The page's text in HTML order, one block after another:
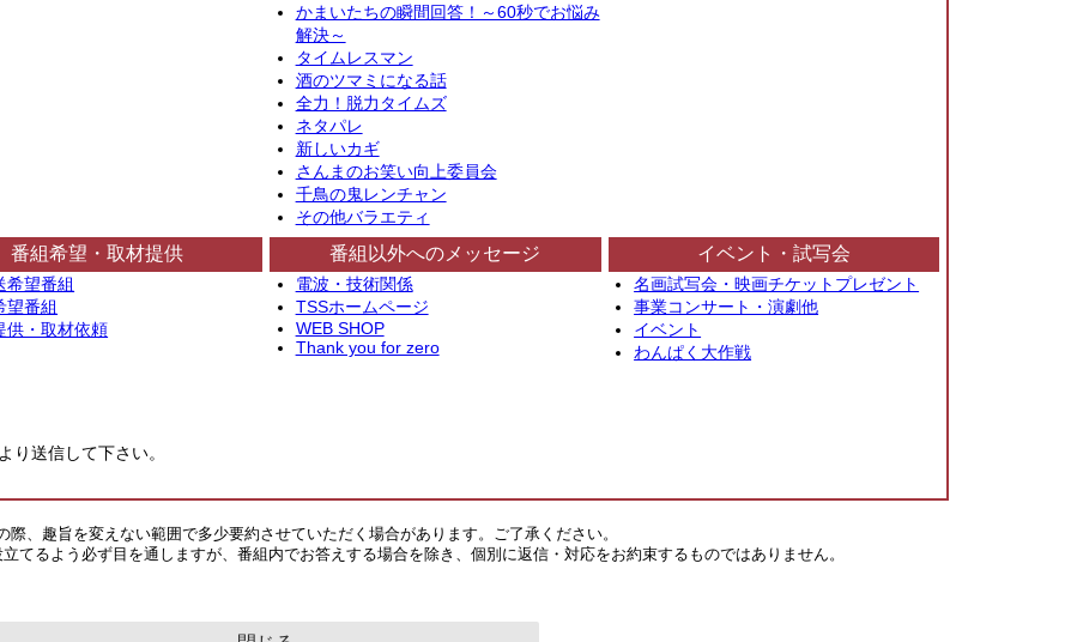
かまいたちの瞬間回答！～60秒でお悩み
解決～
タイムレスマン
酒のツマミになる話
全力！脱力タイムズ
ネタパレ
新しいカギ
さんまのお笑い向上委員会
千鳥の鬼レンチャン
その他バラエティ
番組希望・取材提供
希望番組
望番組
供・取材依頼
番組以外へのメッセージ
電波・技術関係
TSSホームページ
WEB SHOP
Thank you for zero
イベント・試写会
名画試写会・映画チケットプレゼント
事業コンサート・演劇他
イベント
わんぱく大作戦
より送信して下さい。
、趣旨を変えない範囲で多少要約させていただく場合があります。ご了承ください。
てるよう必ず目を通しますが、番組内でお答えする場合を除き、個別に返信・対応をお約束するものではありません。